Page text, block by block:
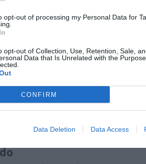
opt-out of processing my Personal Data for
opt-out of Collection, Use, Retention, Sale,
Data that Is Unrelated with the
CONFIRM
Data Deletion Data Access
online de
seguridad y
Isabel Marín Moral
de comunicaciones